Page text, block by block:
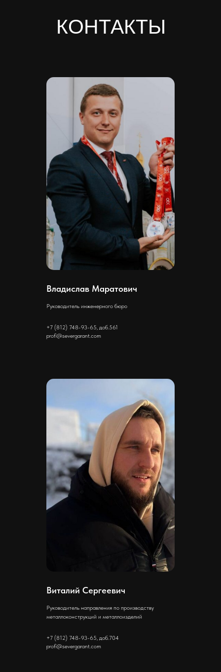
Владислав Маратович
Руководитель инженерного бюро
+7 (812) 748-93-65, доб.561
profi@severgarant.com
Виталий Сергеевич
Руководитель направления по производству
металлоконструкций и металлоизделий
+7 (812) 748-93-65, доб.704
profi@severgarant.com
КПП 781001001
ОГРН 1237800042138
Расчетный счет 40702810420000084362